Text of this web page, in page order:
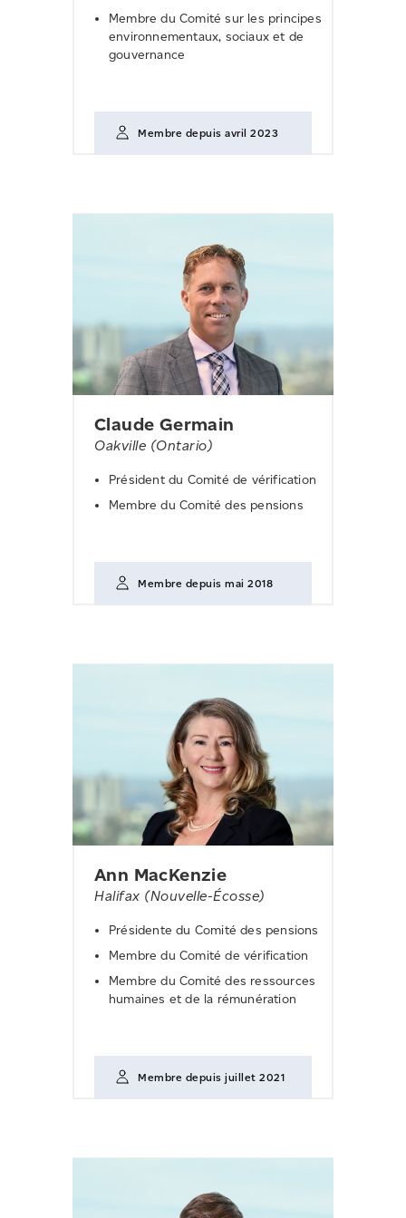
Membre du Comité sur les principes
environnementaux, sociaux et de
gouvernance
Membre depuis avril 2023
Claude Germain
Oakville (Ontario)
Président du Comité de vérification
Membre du Comité des pensions
Membre depuis mai 2018
Ann MacKenzie
Halifax (Nouvelle-Écosse)
Présidente du Comité des pensions
Membre du Comité de vérification
Membre du Comité des ressources
humaines et de la rémunération
Membre depuis juillet 2021